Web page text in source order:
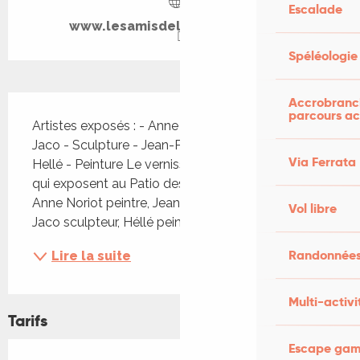
Escalade
Spéléologie
parcours
Via Ferrata
Vol libre
Multi-
Escape
www.lesamisdelamaisonjacob.fr
Artistes exposés : - Anne Noriot-Lewy - Peinture -
Jaco - Sculpture - Jean-Pierre Traisnel - Peinture -
Hellé - Peinture Le vernissage de quatre artistes
qui exposent au Patio des Arts en juin et juillet :
Anne Noriot peintre, Jean-Pierre Traisnel peintre,
Jaco sculpteur, Héllé peintre. Des...
Lire la suite
Tarifs